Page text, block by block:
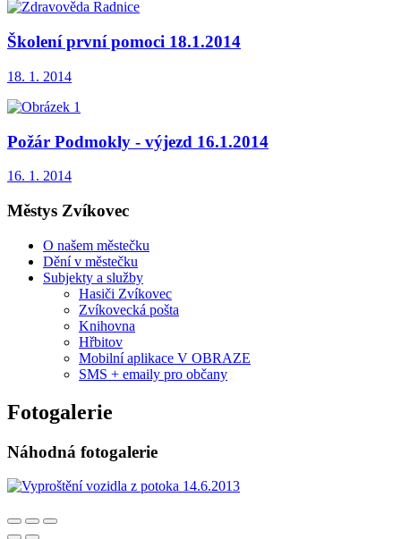
Školení první pomoci 18.1.2014
18. 1. 2014
Požár Podmokly - výjezd 16.1.2014
16. 1. 2014
Městys Zvíkovec
O našem městečku
Dění v městečku
Subjekty a služby
Hasiči Zvíkovec
Zvíkovecká pošta
Knihovna
Hřbitov
Mobilní aplikace V OBRAZE
SMS + emaily pro občany
Fotogalerie
Náhodná fotogalerie